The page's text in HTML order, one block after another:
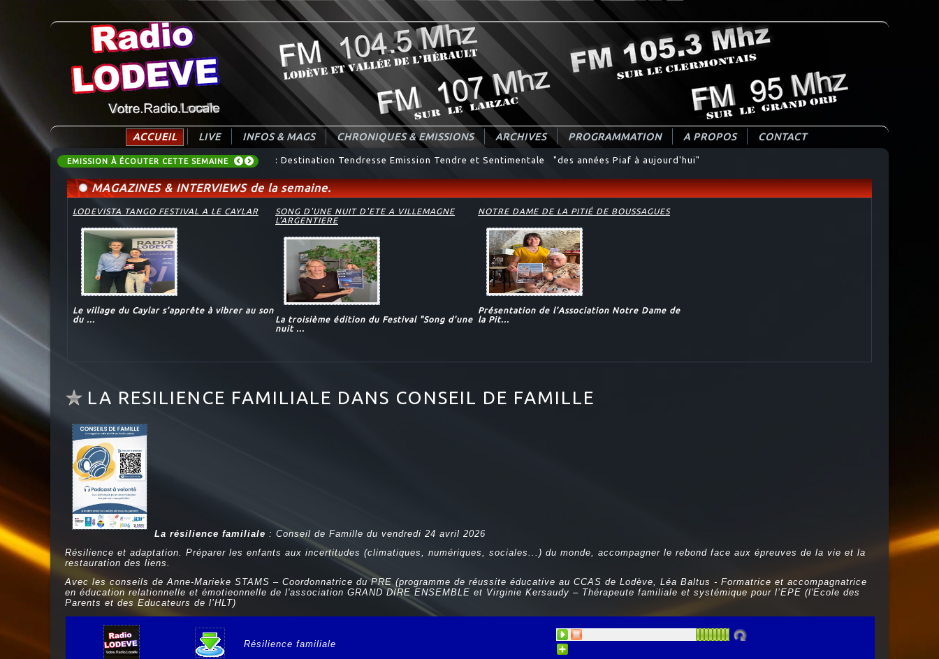
ACCUEIL LIVE INFOS & MAGS CHRONIQUES & EMISSIONS ARCHIVES PROGRAMMATION A PROPOS CONTACT
EMISSION À ÉCOUTER CETTE SEMAINE : Destination Tendresse Emission Tendre et Sentimentale "des années Piaf à aujourd'hui"
MAGAZINES & INTERVIEWS de la semaine.
LODEVISTA TANGO FESTIVAL A LE CAYLAR
Le village du Caylar s’apprête à vibrer au son
du ...
SONG D'UNE NUIT D'ETE A VILLEMAGNE
L'ARGENTIERE
La troisième édition du Festival "Song d'une
nuit ...
NOTRE DAME DE LA PITIÉ DE BOUSSAGUES
Présentation de l’Association Notre Dame de
la Pit...
LA RESILIENCE FAMILIALE DANS CONSEIL DE FAMILLE
La résilience familiale : Conseil de Famille du vendredi 24 avril 2026
Résilience et adaptation. Préparer les enfants aux incertitudes (climatiques, numériques, sociales...) du monde, accompagner le rebond face aux épreuves de la vie et la
restauration des liens.
Avec les conseils de Anne-Marieke STAMS – Coordonnatrice du PRE (programme de réussite éducative au CCAS de Lodève, Léa Baltus - Formatrice et accompagnatrice
en éducation relationnelle et émotieonnelle de l'association GRAND DIRE ENSEMBLE et Virginie Kersaudy – Thérapeute familiale et systémique pour l’EPE (l'Ecole des
Parents et des Educateurs de l’HLT)
Résilience familiale